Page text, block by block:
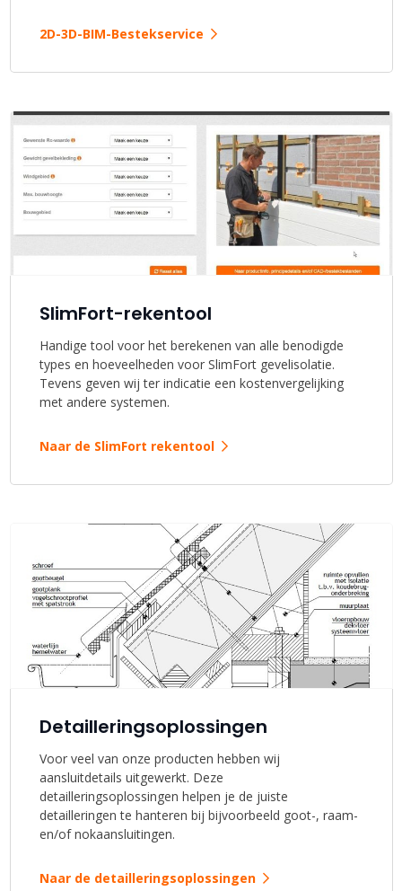
2D-3D-BIM-Bestekservice
SlimFort-rekentool
Handige tool voor het berekenen van alle benodigde
types en hoeveelheden voor SlimFort gevelisolatie.
Tevens geven wij ter indicatie een kostenvergelijking
met andere systemen.
Naar de SlimFort rekentool
Detailleringsoplossingen
Voor veel van onze producten hebben wij
aansluitdetails uitgewerkt. Deze
detailleringsoplossingen helpen je de juiste
detailleringen te hanteren bij bijvoorbeeld goot-, raam-
en/of nokaansluitingen.
Naar de detailleringsoplossingen